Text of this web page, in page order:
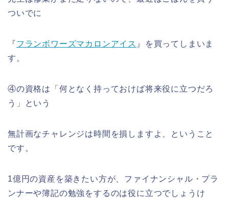
ついでに
『フランボワーズマカロンアイス 』を買ってしまいま
す。
④の資格は「何となく持っておけば将来役に立つだろ
う」という
無計画なチャレンジは時間を損しますよ、ということ
です。
1億円の資産を築きたい方が、ファイナンシャル・プラ
ンナーや簿記の勉強をするのは役に立つでしょうけ